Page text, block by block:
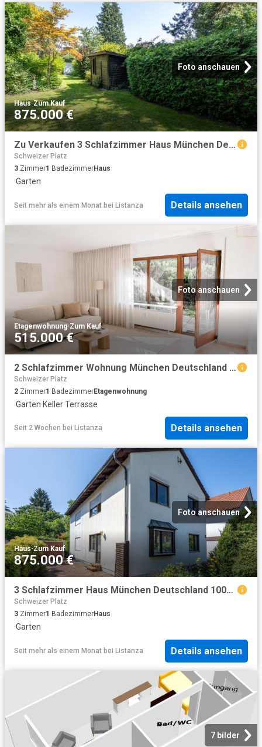
Foto anschauen
Haus·Zum Kauf
875.000 €
Zu Verkaufen 3 Schlafzimmer Haus München Deutschland DS95388171
Schweizer Platz
3 Zimmer1 BadezimmerHaus
·Garten
Seit mehr als einem Monat bei Listanza Details ansehen
Foto anschauen
Etagenwohnung·Zum Kauf
515.000 €
2 Schlafzimmer Wohnung München Deutschland 104226050
Schweizer Platz
2 Zimmer1 BadezimmerEtagenwohnung
·Garten·Keller·Terrasse
Seit 2 Wochen bei Listanza Details ansehen
Foto anschauen
Haus·Zum Kauf
875.000 €
3 Schlafzimmer Haus München Deutschland 100815141
Schweizer Platz
3 Zimmer1 BadezimmerHaus
·Garten
Seit mehr als einem Monat bei Listanza Details ansehen
7 bilder